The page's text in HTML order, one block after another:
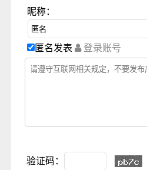
昵称：
匿名发表 登录账号
验证码：